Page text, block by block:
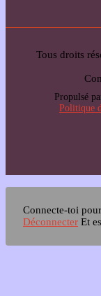
Tous droits
Propulsé
Politique
Connecte-toi
Déconnecter Et